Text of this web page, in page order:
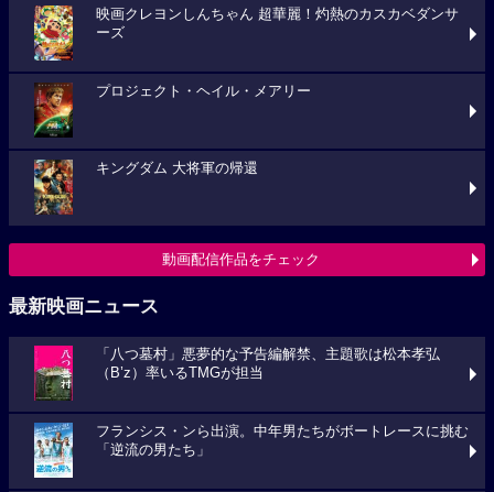
映画クレヨンしんちゃん 超華麗！灼熱のカスカベダンサ
ーズ
プロジェクト・ヘイル・メアリー
キングダム 大将軍の帰還
動画配信作品をチェック
最新映画ニュース
「八つ墓村」悪夢的な予告編解禁、主題歌は松本孝弘
（B’z）率いるTMGが担当
フランシス・ンら出演。中年男たちがボートレースに挑む
「逆流の男たち」